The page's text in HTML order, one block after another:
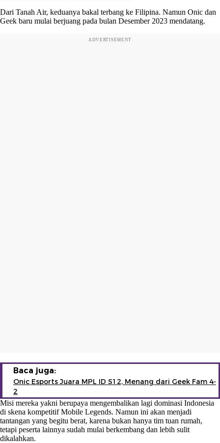
Dari Tanah Air, keduanya bakal terbang ke Filipina. Namun Onic dan
Geek baru mulai berjuang pada bulan Desember 2023 mendatang.
ADVERTISEMENT
Baca juga:
Onic Esports Juara MPL ID S12, Menang dari Geek Fam 4-
2
Misi mereka yakni berupaya mengembalikan lagi dominasi Indonesia
di skena kompetitif Mobile Legends. Namun ini akan menjadi
tantangan yang begitu berat, karena bukan hanya tim tuan rumah,
tetapi peserta lainnya sudah mulai berkembang dan lebih sulit
dikalahkan.